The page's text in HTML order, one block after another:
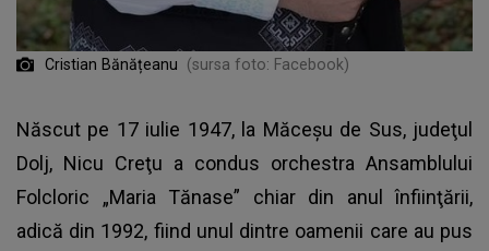
Cristian Bănățeanu (sursa foto: Facebook)
Născut pe 17 iulie 1947, la Măceşu de Sus, judeţul
Dolj, Nicu Creţu a condus orchestra Ansamblului
Folcloric „Maria Tănase” chiar din anul înfiinţării,
adică din 1992, fiind unul dintre oamenii care au pus